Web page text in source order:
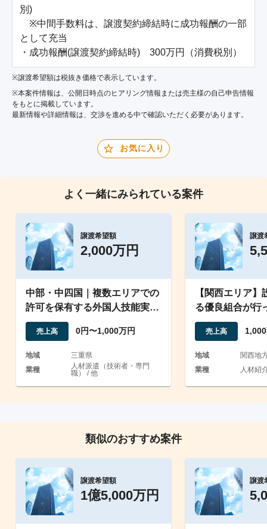
別)
※中間手数料は、譲渡契約締結時に成功報酬の一部
として充当
・成功報酬(譲渡契約締結時)　300万円（消費税別）
※譲渡希望額は税抜き価格で表示しています。
※本案件情報は、公開日時点のヒアリング情報または売主様の自己申告情報
をもとに掲載しています。
最新情報や詳細情報は、交渉を進める中で確認いただく必要があります。
お気に入り
よく一緒にみられている案件
譲渡希望額
2,000万円
中部・中四国｜複数エリアでの
許可を保有する外国人技能実習
生監理団体の事業譲渡案件
売上高 0円〜1,000万円
地域
三重県
業種
人材派遣（技術者・専門
職） / 他
譲渡
【関西エリア
る優良組合が行
能生支援
売上高
地域
関西地
業種
人材紹
類似のおすすめ案件
譲渡希望額
1億5,000万円
譲渡